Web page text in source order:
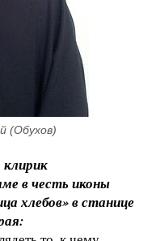
(Обухов)
клирик
в честь иконы
хлебов» в станице